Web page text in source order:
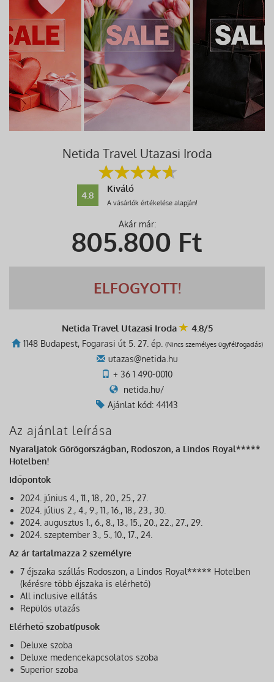
Netida Travel Utazasi Iroda
4.8
Kiváló
A vásárlók értékelése alapján!
Akár már:
805.800 Ft
ELFOGYOTT!
Netida Travel Utazasi Iroda 4.8/5
1148 Budapest, Fogarasi út 5. 27. ép. (Nincs személyes ügyfélfogadás)
utazas@netida.hu
+ 36 1 490-0010
netida.hu/
Ajánlat kód: 44143
Az ajánlat leírása
Nyaraljatok Görögországban, Rodoszon, a Lindos Royal*****
Hotelben!
Időpontok
2024. június 4., 11., 18., 20., 25., 27.
2024. július 2., 4., 9., 11., 16., 18., 23., 30.
2024. augusztus 1., 6., 8., 13., 15., 20., 22., 27., 29.
2024. szeptember 3., 5., 10., 17., 24.
Az ár tartalmazza 2 személyre
7 éjszaka szállás Rodoszon, a Lindos Royal***** Hotelben
(kérésre több éjszaka is elérhető)
All inclusive ellátás
Repülős utazás
Elérhető szobatípusok
Deluxe szoba
Deluxe medencekapcsolatos szoba
Superior szoba